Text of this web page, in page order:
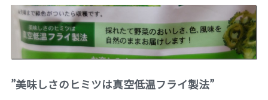
”美味しさのヒミツは真空低温フライ製法”